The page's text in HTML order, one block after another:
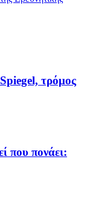
τρόμος
που πονάει: